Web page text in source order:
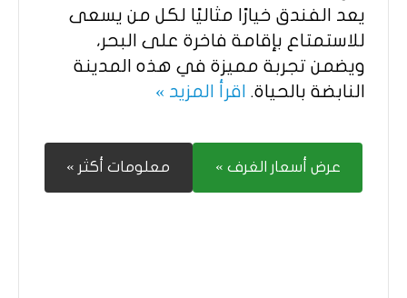
يعد الفندق خيارًا مثاليًا لكل من يسعى
للاستمتاع بإقامة فاخرة على البحر،
ويضمن تجربة مميزة في هذه المدينة
النابضة بالحياة. اقرأ المزيد »
عرض أسعار الغرف » معلومات أكثر »